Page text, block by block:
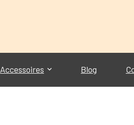
Accessoires Blog